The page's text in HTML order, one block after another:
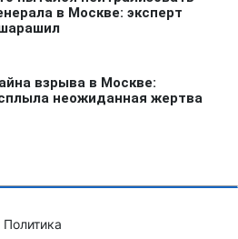
Политика